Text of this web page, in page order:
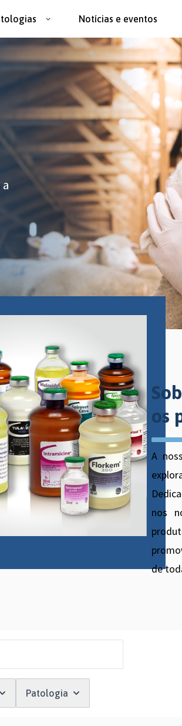
Notícias e eventos
os
A
nos
de
Patologia